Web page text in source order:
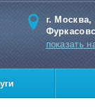
г.
показать